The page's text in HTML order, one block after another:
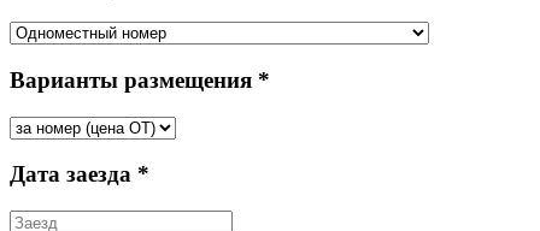
Варианты размещения *
Дата заезда *